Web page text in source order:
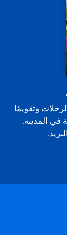
وتقويمًا
في المدينة.